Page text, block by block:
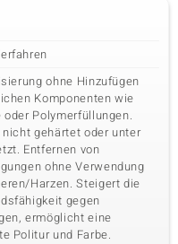
ohne Hinzufügen
Komponenten wie
Polymerfüllungen.
gehärtet oder unter
Entfernen von
ohne Verwendung
Harzen. Steigert die
gegen
ermöglicht eine
Politur und Farbe.